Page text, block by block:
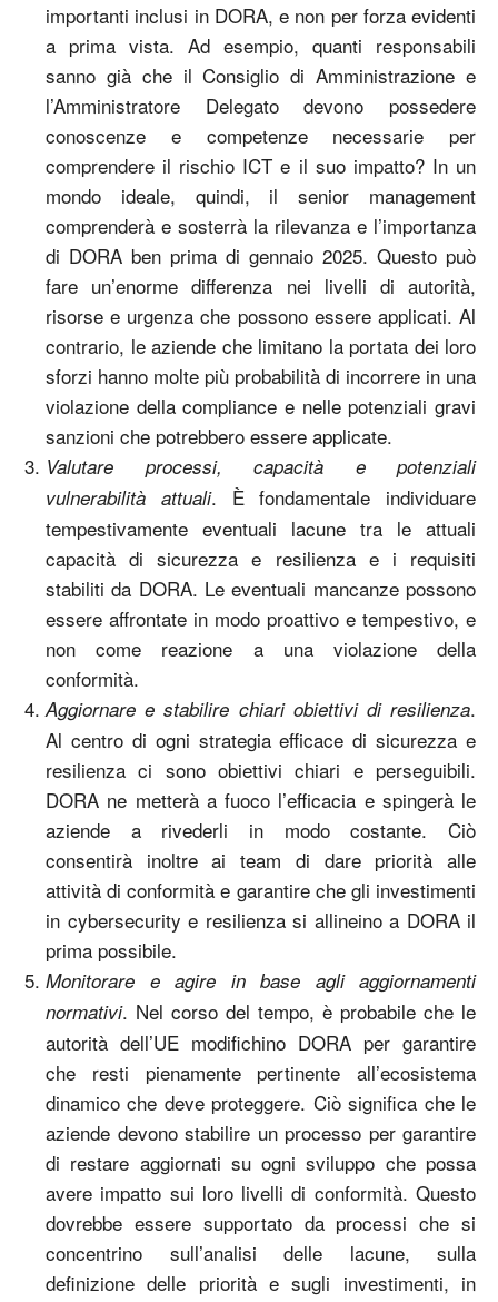
importanti inclusi in DORA, e non per forza evidenti
a prima vista. Ad esempio, quanti responsabili
sanno già che il Consiglio di Amministrazione e
l’Amministratore Delegato devono possedere
conoscenze e competenze necessarie per
comprendere il rischio ICT e il suo impatto? In un
mondo ideale, quindi, il senior management
comprenderà e sosterrà la rilevanza e l’importanza
di DORA ben prima di gennaio 2025. Questo può
fare un’enorme differenza nei livelli di autorità,
risorse e urgenza che possono essere applicati. Al
contrario, le aziende che limitano la portata dei loro
sforzi hanno molte più probabilità di incorrere in una
violazione della compliance e nelle potenziali gravi
sanzioni che potrebbero essere applicate.
Valutare processi, capacità e potenziali
vulnerabilità attuali. È fondamentale individuare
tempestivamente eventuali lacune tra le attuali
capacità di sicurezza e resilienza e i requisiti
stabiliti da DORA. Le eventuali mancanze possono
essere affrontate in modo proattivo e tempestivo, e
non come reazione a una violazione della
conformità.
Aggiornare e stabilire chiari obiettivi di resilienza.
Al centro di ogni strategia efficace di sicurezza e
resilienza ci sono obiettivi chiari e perseguibili.
DORA ne metterà a fuoco l’efficacia e spingerà le
aziende a rivederli in modo costante. Ciò
consentirà inoltre ai team di dare priorità alle
attività di conformità e garantire che gli investimenti
in cybersecurity e resilienza si allineino a DORA il
prima possibile.
Monitorare e agire in base agli aggiornamenti
normativi. Nel corso del tempo, è probabile che le
autorità dell’UE modifichino DORA per garantire
che resti pienamente pertinente all’ecosistema
dinamico che deve proteggere. Ciò significa che le
aziende devono stabilire un processo per garantire
di restare aggiornati su ogni sviluppo che possa
avere impatto sui loro livelli di conformità. Questo
dovrebbe essere supportato da processi che si
concentrino sull’analisi delle lacune, sulla
definizione delle priorità e sugli investimenti, in